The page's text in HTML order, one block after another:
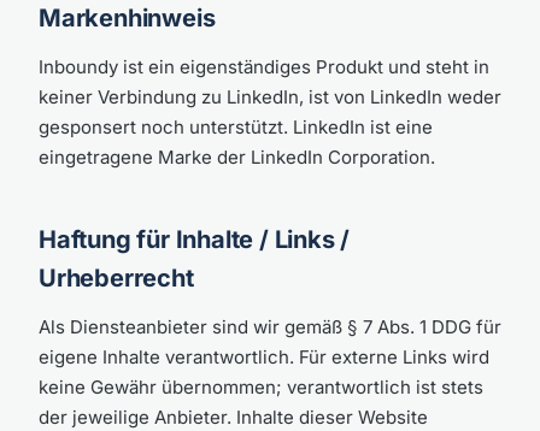
Markenhinweis
Inboundy ist ein eigenständiges Produkt und steht in
keiner Verbindung zu LinkedIn, ist von LinkedIn weder
gesponsert noch unterstützt. LinkedIn ist eine
eingetragene Marke der LinkedIn Corporation.
Haftung für Inhalte / Links /
Urheberrecht
Als Diensteanbieter sind wir gemäß § 7 Abs. 1 DDG für
eigene Inhalte verantwortlich. Für externe Links wird
keine Gewähr übernommen; verantwortlich ist stets
der jeweilige Anbieter. Inhalte dieser Website